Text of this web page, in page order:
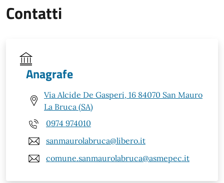
Contatti
Anagrafe
Via Alcide De Gasperi, 16 84070 San Mauro
La Bruca (SA)
0974 974010
sanmaurolabruca@libero.it
comune.sanmaurolabruca@asmepec.it